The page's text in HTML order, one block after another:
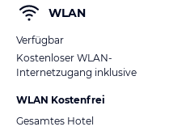
WLAN
Verfügbar
Kostenloser WLAN-
Internetzugang inklusive
WLAN Kostenfrei
Gesamtes Hotel